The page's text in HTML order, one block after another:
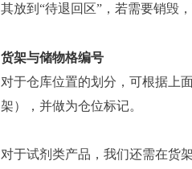
其放到“待退回区”，若需要销毁
货架与储物格编号
对于仓库位置的划分，可根据上
架），并做为仓位标记。
对于试剂类产品，我们还需在货